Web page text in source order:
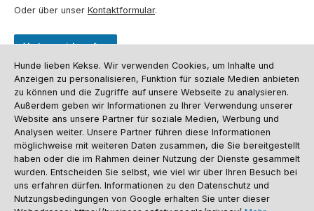
Oder über unser Kontaktformular.
Vertrag widerrufen
Kundenservice
Informationen
Social Media und Kontakt
Versandinformationen Zahlungsarten Vereinsrabatt
Kontakt
Batterieentsorgung
Warenrücksendung Sporthund Katalog
Alle Preise inkl. gesetzl. Mehrwertsteuer zzgl.Versandkosten , wenn nicht
Hunde lieben Kekse. Wir verwenden Cookies, um Inhalte und
Anzeigen zu personalisieren, Funktion für soziale Medien anbieten
zu können und die Zugriffe auf unsere Webseite zu analysieren.
Außerdem geben wir Informationen zu Ihrer Verwendung unserer
Website ans unsere Partner für soziale Medien, Werbung und
Analysen weiter. Unsere Partner führen diese Informationen
möglichweise mit weiteren Daten zusammen, die Sie bereitgestellt
haben oder die im Rahmen deiner Nutzung der Dienste gesammelt
wurden. Entscheiden Sie selbst, wie viel wir über Ihren Besuch bei
uns erfahren dürfen. Informationen zu den Datenschutz und
Nutzungsbedingungen von Google erhalten Sie unter dieser